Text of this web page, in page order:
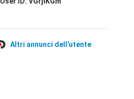
Altri annunci dell'utente